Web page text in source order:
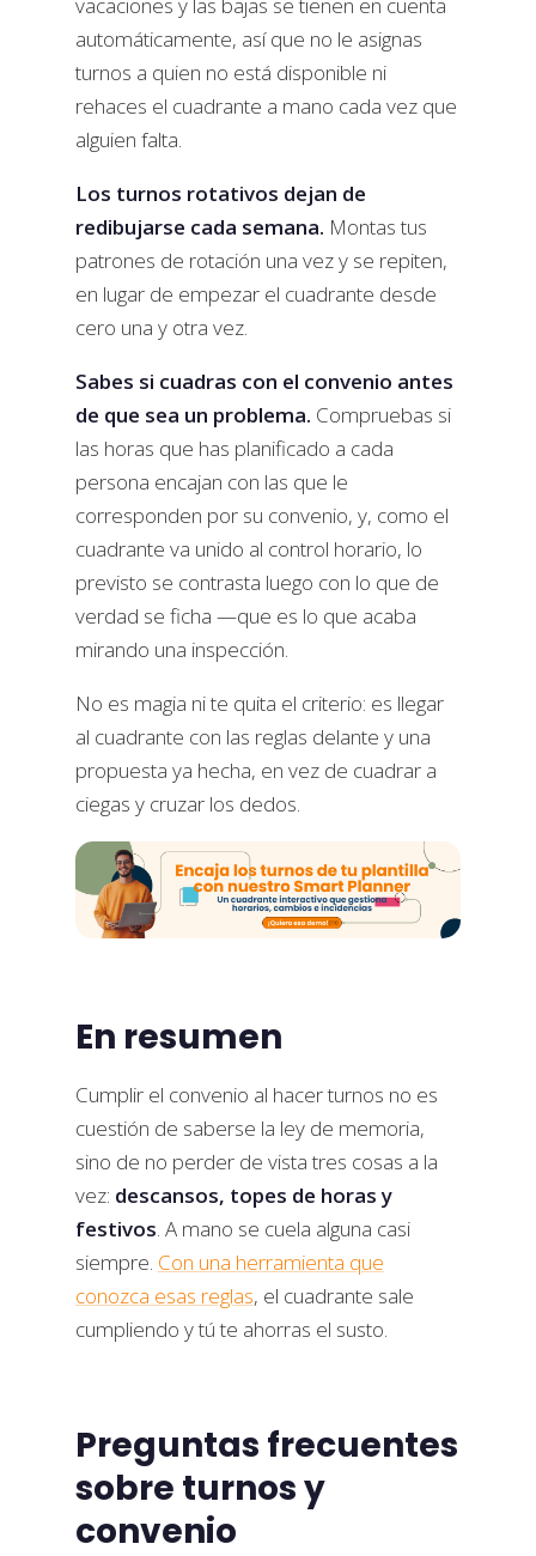
vacaciones y las bajas se tienen en cuenta
automáticamente, así que no le asignas
turnos a quien no está disponible ni
rehaces el cuadrante a mano cada vez que
alguien falta.
Los turnos rotativos dejan de
redibujarse cada semana. Montas tus
patrones de rotación una vez y se repiten,
en lugar de empezar el cuadrante desde
cero una y otra vez.
Sabes si cuadras con el convenio antes
de que sea un problema. Compruebas si
las horas que has planificado a cada
persona encajan con las que le
corresponden por su convenio, y, como el
cuadrante va unido al control horario, lo
previsto se contrasta luego con lo que de
verdad se ficha —que es lo que acaba
mirando una inspección.
No es magia ni te quita el criterio: es llegar
al cuadrante con las reglas delante y una
propuesta ya hecha, en vez de cuadrar a
ciegas y cruzar los dedos.
En resumen
Cumplir el convenio al hacer turnos no es
cuestión de saberse la ley de memoria,
sino de no perder de vista tres cosas a la
vez: descansos, topes de horas y
festivos. A mano se cuela alguna casi
siempre. Con una herramienta que
conozca esas reglas, el cuadrante sale
cumpliendo y tú te ahorras el susto.
Preguntas frecuentes
sobre turnos y
convenio